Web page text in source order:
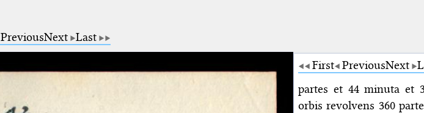
PreviousNext Last
First PreviousNext
partes et 44 minuta et
orbis revolvens 360